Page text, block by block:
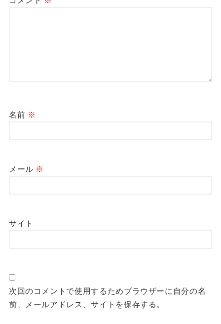
名前 ※
メール ※
サイト
次回のコメントで使用するためブラウザーに自分の名
前、メールアドレス、サイトを保存する。